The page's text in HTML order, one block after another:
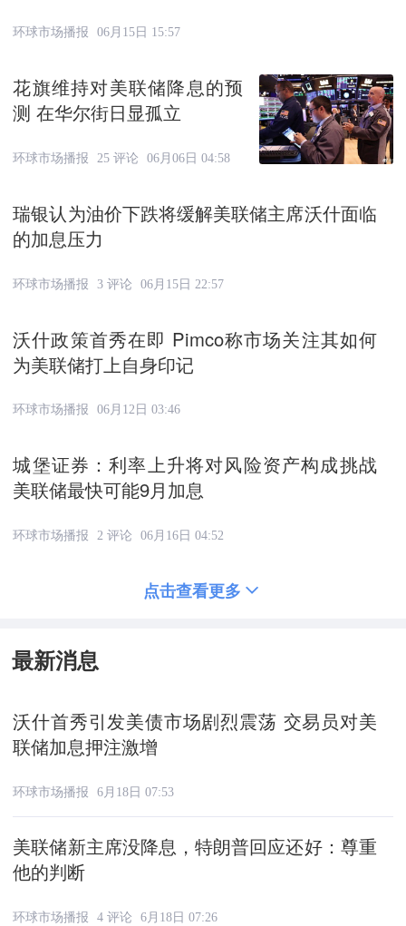
环球市场播报 06月15日 15:57
花旗维持对美联储降息的预
测 在华尔街日显孤立
环球市场播报 25 评论 06月06日 04:58
瑞银认为油价下跌将缓解美联储主席沃什面临
的加息压力
环球市场播报 3 评论 06月15日 22:57
沃什政策首秀在即 Pimco称市场关注其如何
为美联储打上自身印记
环球市场播报 06月12日 03:46
城堡证券：利率上升将对风险资产构成挑战
美联储最快可能9月加息
环球市场播报 2 评论 06月16日 04:52
点击查看更多
最新消息
沃什首秀引发美债市场剧烈震荡 交易员对美
联储加息押注激增
环球市场播报 6月18日 07:53
美联储新主席没降息，特朗普回应还好：尊重
他的判断
环球市场播报 4 评论 6月18日 07:26